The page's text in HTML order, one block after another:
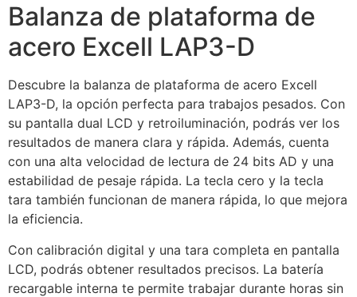
Balanza de plataforma de
acero Excell LAP3-D
Descubre la balanza de plataforma de acero Excell
LAP3-D, la opción perfecta para trabajos pesados. Con
su pantalla dual LCD y retroiluminación, podrás ver los
resultados de manera clara y rápida. Además, cuenta
con una alta velocidad de lectura de 24 bits AD y una
estabilidad de pesaje rápida. La tecla cero y la tecla
tara también funcionan de manera rápida, lo que mejora
la eficiencia.
Con calibración digital y una tara completa en pantalla
LCD, podrás obtener resultados precisos. La batería
recargable interna te permite trabajar durante horas sin